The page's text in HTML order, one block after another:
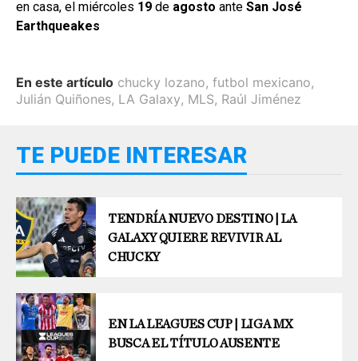
en casa, el miércoles 19 de agosto ante San José
Earthqueakes
En este artículo chucky lozano, futbol mexicano,
Julián Quiñones, LA Galaxy, MLS, Raúl Jiménez
TE PUEDE INTERESAR
TENDRÍA NUEVO DESTINO | LA
GALAXY QUIERE REVIVIR AL
CHUCKY
EN LA LEAGUES CUP | LIGA MX
BUSCA EL TÍTULO AUSENTE